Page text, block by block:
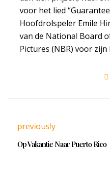
voor het lied
Hoofdrolspeler Emile
van de National Board
Pictures (NBR) voor
previously
Op Vakantie Naar Puerto Rico